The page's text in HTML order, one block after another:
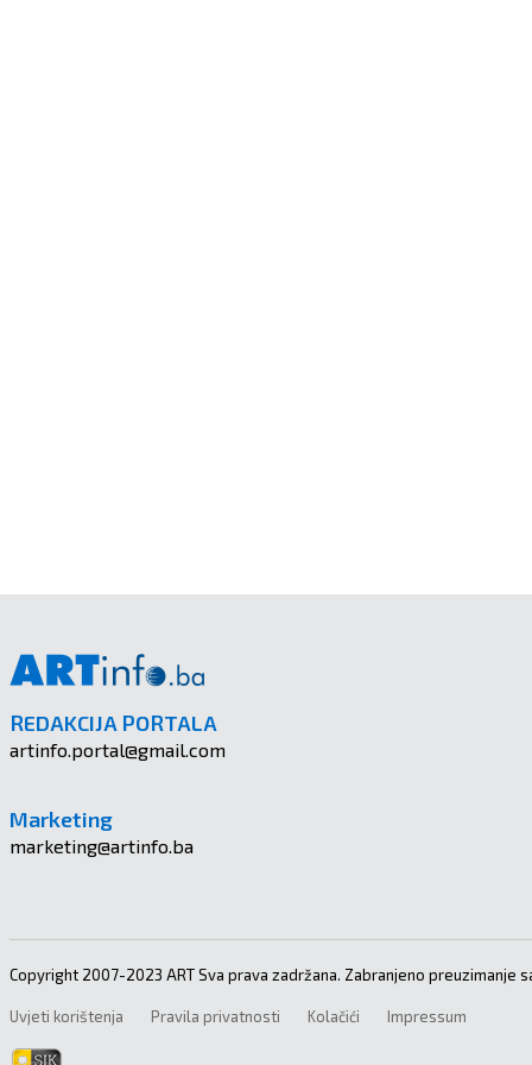
REDAKCIJA PORTALA
artinfo.portal@gmail.com
Marketing
marketing@artinfo.ba
Copyright 2007-2023 ART Sva prava zadržana. Zabranjeno preuzimanje
Uvjeti korištenja Pravila privatnosti Kolačići Impressum